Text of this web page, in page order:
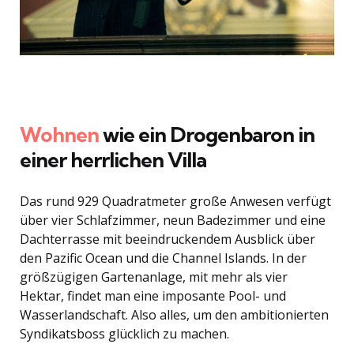
Wohnenwie ein Drogenbaron in
einer herrlichen Villa
Das rund 929 Quadratmeter große Anwesen verfügt
über vier Schlafzimmer, neun Badezimmer und eine
Dachterrasse mit beeindruckendem Ausblick über
den Pazific Ocean und die Channel Islands. In der
größzügigen Gartenanlage, mit mehr als vier
Hektar, findet man eine imposante Pool- und
Wasserlandschaft. Also alles, um den ambitionierten
Syndikatsboss glücklich zu machen.